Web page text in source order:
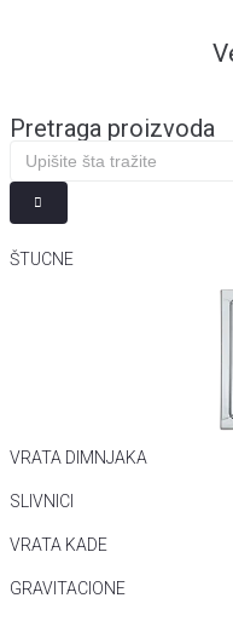
Pretraga proizvoda
ŠTUCNE
VRATA DIMNJAKA
SLIVNICI
VRATA KADE
GRAVITACIONE